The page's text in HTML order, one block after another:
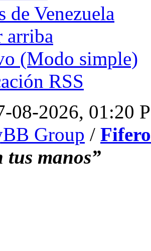
de Venezuela
arriba
(Modo simple)
RSS
08-2026, 01:20
Group /
tus manos”